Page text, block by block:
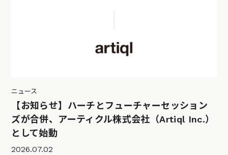
ニュース
【お知らせ】ハーチとフューチャーセッション
ズが合併、アーティクル株式会社（Artiql Inc.）
として始動
2026.07.02